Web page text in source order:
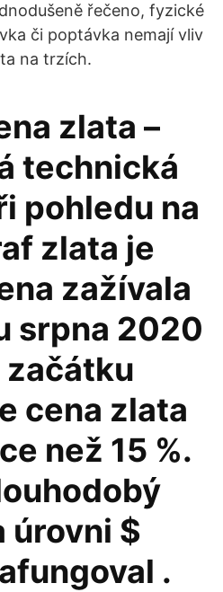
řečeno, fyzické
či poptávka nemají vliv
na trzích.
zlata –
technická
pohledu na
zlata je
zažívala
srpna 2020
začátku
cena zlata
než 15 %.
úrovni $
.